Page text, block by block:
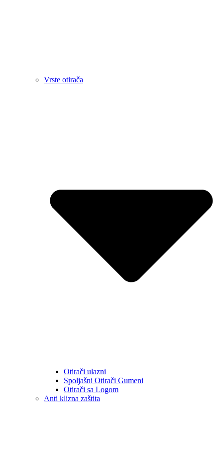
Vrste otirača
Otirači ulazni
Spoljašni Otirači Gumeni
Otirači sa Logom
Anti klizna zaštita